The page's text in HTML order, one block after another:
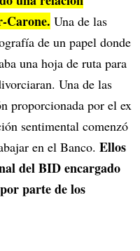
Carone. Una de las
de un papel donde
una hoja de ruta para
Una de las
proporcionada por el ex
sentimental comenzó
en el Banco. Ellos
del BID encargado
parte de los